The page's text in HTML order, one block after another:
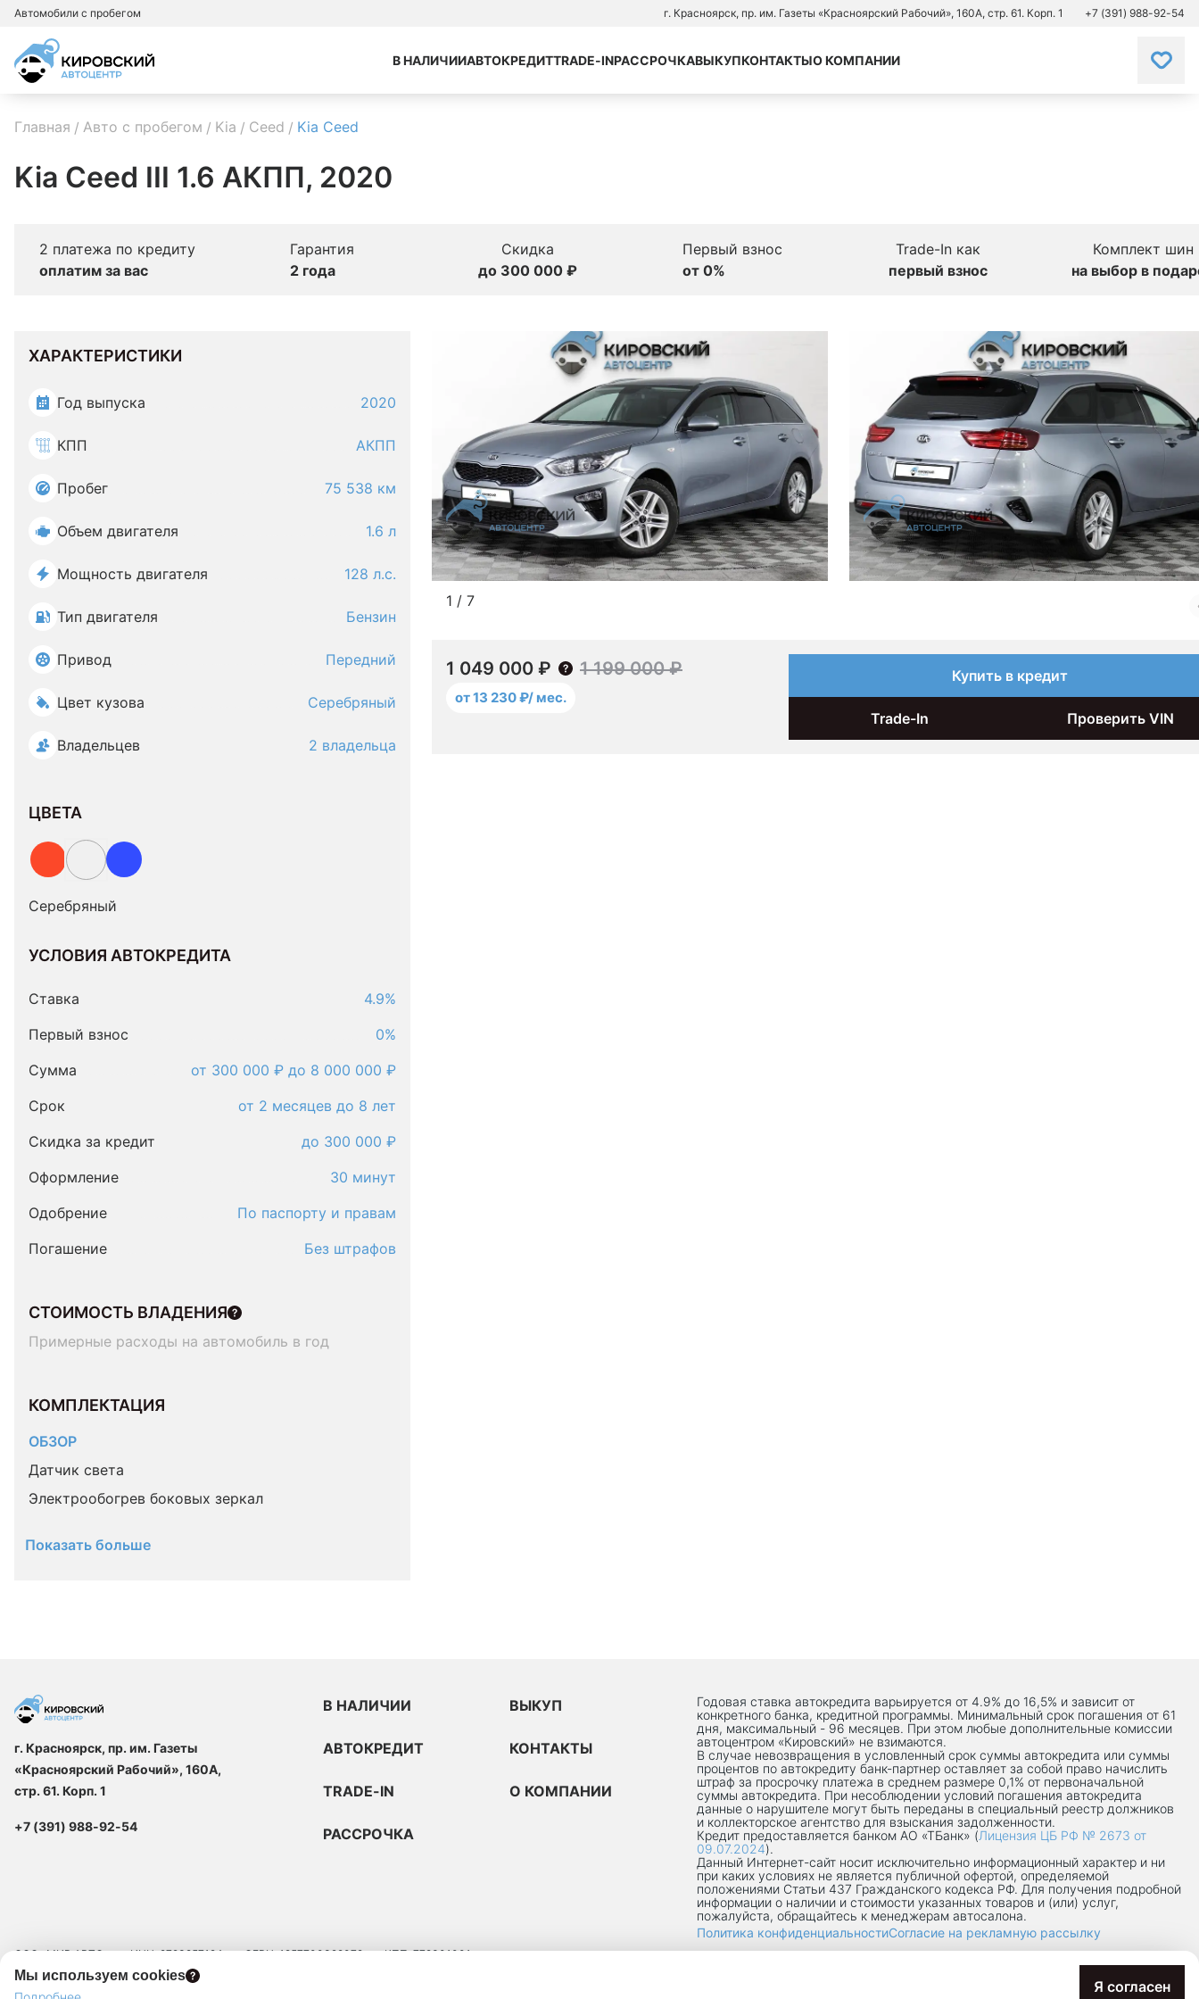
Автомобили с пробегом г. Красноярск, пр. им. Газеты «Красноярский Рабочий», 160А, стр. 61. Корп. 1 +7 (391) 988-92-54
В НАЛИЧИИАВТОКРЕДИТTRADE-INРАССРОЧКАВЫКУПКОНТАКТЫО КОМПАНИИ
Главная Авто с пробегом Kia Ceed Kia Ceed
Kia Ceed III 1.6 АКПП, 2020
2 платежа по кредиту
оплатим за вас
Гарантия
2 года
Скидка
до 300 000 ₽
Первый взнос
от 0%
Trade-In как
первый взнос
Комплект шин
на выбор в
ХАРАКТЕРИСТИКИ
Год выпуска 2020
КПП АКПП
Пробег 75 538 км
Объем двигателя 1.6 л
Мощность двигателя 128 л.с.
Тип двигателя Бензин
Привод Передний
Цвет кузова Серебряный
Владельцев 2 владельца
ЦВЕТА
Серебряный
УСЛОВИЯ АВТОКРЕДИТА
Ставка
4.9%
Первый взнос
0%
Сумма
от 300 000 ₽ до 8 000 000 ₽
Срок
от 2 месяцев до 8 лет
Скидка за кредит
до 300 000 ₽
Оформление
30 минут
Одобрение
По паспорту и правам
Погашение
Без штрафов
СТОИМОСТЬ ВЛАДЕНИЯ
Примерные расходы на автомобиль в год
КОМПЛЕКТАЦИЯ
ОБЗОР
Датчик света
Электрообогрев боковых зеркал
Показать больше
1 / 7
1 049 000 ₽ 1 199 000 ₽
от 13 230 ₽/ мес.
Купить в кредит
Trade-In Проверить VIN
Мы используем cookies
Я согласен
г. Красноярск, пр. им. Газеты
«Красноярский Рабочий», 160А,
стр. 61. Корп. 1
+7 (391) 988-92-54
В НАЛИЧИИ
АВТОКРЕДИТ
TRADE-IN
РАССРОЧКА
ВЫКУП
КОНТАКТЫ
О КОМПАНИИ
Годовая ставка автокредита варьируется от 4.9% до 16,5% и зависит от
конкретного банка, кредитной программы. Минимальный срок погашения от 61
дня, максимальный - 96 месяцев. При этом любые дополнительные комиссии
автоцентром «Кировский» не взимаются.
В случае невозвращения в условленный срок суммы автокредита или суммы
процентов по автокредиту банк-партнер оставляет за собой право начислить
штраф за просрочку платежа в среднем размере 0,1% от первоначальной
суммы автокредита. При несоблюдении условий погашения автокредита
данные о нарушителе могут быть переданы в специальный реестр должников
и коллекторское агентство для взыскания задолженности.
Кредит предоставляется банком АО «ТБанк» (Лицензия ЦБ РФ № 2673 от
09.07.2024).
Данный Интернет-сaйт носит исключительно информационный характер и ни
при каких условиях не является публичной офертой, определяемой
положениями Статьи 437 Гражданского кодекса РФ. Для получения подробной
информации о наличии и стоимости указанных товаров и (или) услуг,
пожалуйста, обращайтесь к менеджерам автосалона.
Политика конфиденциальностиСогласие на рекламную рассылку
ООО «МИР АВТО» ИНН: 9723257124 ОГРН: 1257700329072
КПП: 772301001
ЮРИДИЧЕСКИЙ АДРЕС: 109129, Г.МОСКВА, ВН.ТЕР.Г. МУНИЦИПАЛЬНЫЙ ОКРУГ ТЕКСТИЛЬЩИКИ, УЛ 8-Я ТЕКСТИЛЬЩИКОВ, Д. 13, К. 2, ПОМЕЩ. 17/8П